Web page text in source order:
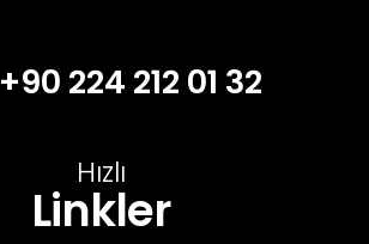
+90 224 212 01 32
Hızlı
Linkler